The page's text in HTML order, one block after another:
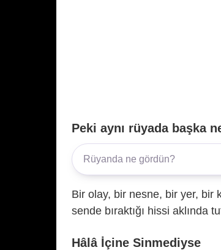
Peki aynı rüyada başka
Bir olay, bir nesne, bir yer, bir
sende bıraktığı hissi aklında
Hâlâ İçine Sinmediyse